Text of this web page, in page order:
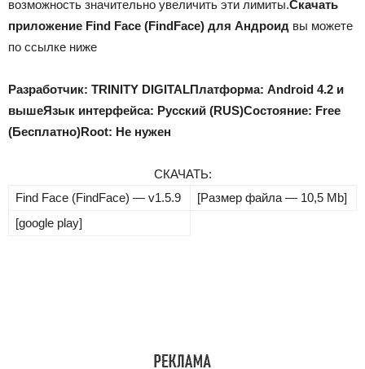
возможность значительно увеличить эти лимиты.Скачать
приложение Find Face (FindFace) для Андроид вы можете
по ссылке ниже
Разработчик: TRINITY DIGITALПлатформа: Android 4.2 и
вышеЯзык интерфейса: Русский (RUS)Состояние: Free
(Бесплатно)Root: Не нужен
СКАЧАТЬ:
Find Face (FindFace) — v1.5.9
[Размер файла — 10,5 Mb]
[google play]